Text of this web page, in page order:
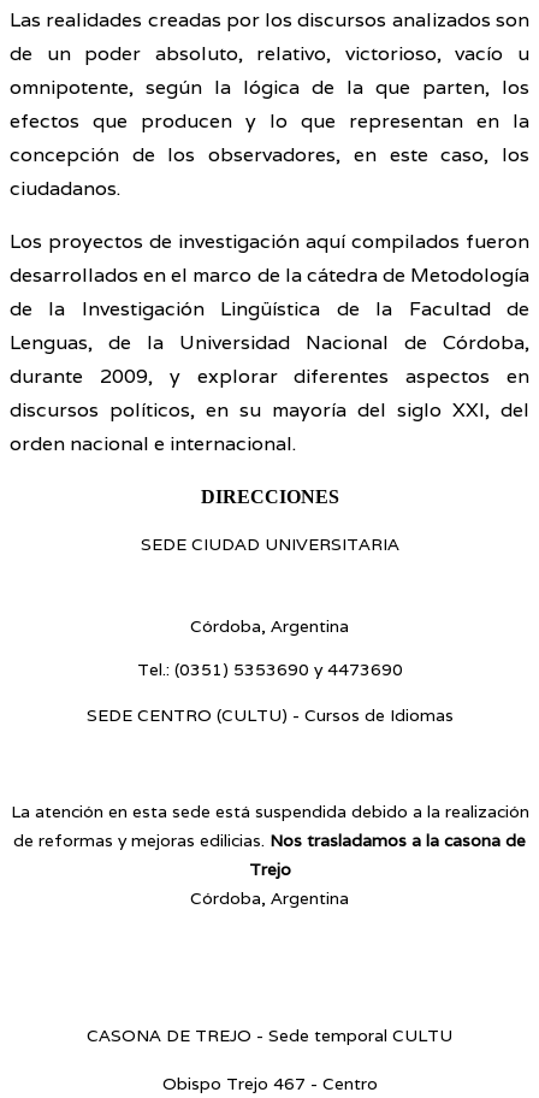
Las realidades creadas por los discursos analizados son
de un poder absoluto, relativo, victorioso, vacío u
omnipotente, según la lógica de la que parten, los
efectos que producen y lo que representan en la
concepción de los observadores, en este caso, los
ciudadanos.
Los proyectos de investigación aquí compilados fueron
desarrollados en el marco de la cátedra de Metodología
de la Investigación Lingüística de la Facultad de
Lenguas, de la Universidad Nacional de Córdoba,
durante 2009, y explorar diferentes aspectos en
discursos políticos, en su mayoría del siglo XXI, del
orden nacional e internacional.
DIRECCIONES
SEDE CIUDAD UNIVERSITARIA
Córdoba, Argentina
Tel.: (0351) 5353690 y 4473690
SEDE CENTRO (CULTU) - Cursos de Idiomas
La atención en esta sede está suspendida debido a la realización
de reformas y mejoras edilicias. Nos trasladamos a la casona de
Trejo
Córdoba, Argentina
CASONA DE TREJO - Sede temporal CULTU
Obispo Trejo 467 - Centro